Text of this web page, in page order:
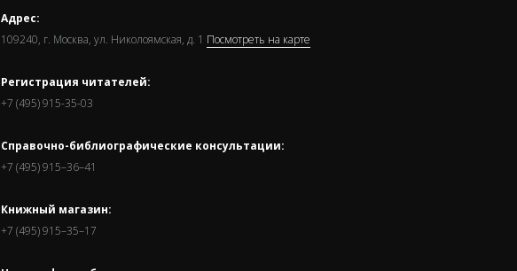
Адрес:
109240, г. Москва, ул. Николоямская, д. 1 Посмотреть на карте
Регистрация читателей:
+7 (495) 915-35-03
Справочно-библиографические консультации:
+7 (495) 915–36–41
Книжный магазин:
+7 (495) 915–35–17